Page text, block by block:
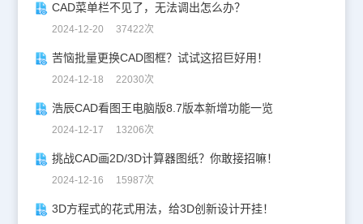
CAD菜单栏不见了，无法调出怎么办？
2024-12-20 37422次
苦恼批量更换CAD图框？试试这招巨好用！
2024-12-18 22030次
浩辰CAD看图王电脑版8.7版本新增功能一览
2024-12-17 13206次
挑战CAD画2D/3D计算器图纸？你敢接招嘛！
2024-12-16 15987次
3D方程式的花式用法，给3D创新设计开挂！